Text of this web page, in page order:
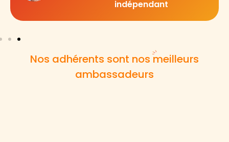
indépendant
Nos adhérents sont nos meilleurs
ambassadeurs